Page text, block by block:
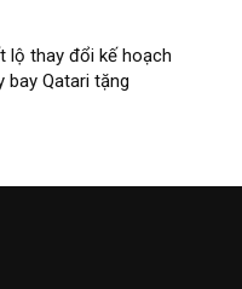
lộ thay đổi kế hoạch
bay Qatari tặng